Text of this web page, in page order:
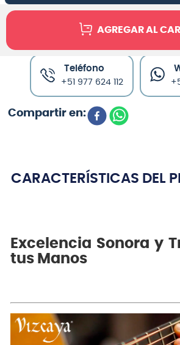
AGREGAR AL
Canales de venta y asesoría
Teléfono
+51 977 624 112
CARACTERÍSTICAS DEL
Excelencia Sonora y
tus Manos